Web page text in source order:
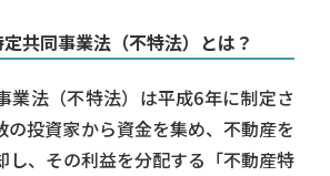
定共同事業法（不特法）とは？
業法（不特法）は平成6年に制定さ
の投資家から資金を集め、不動産を
し、その利益を分配する「不動産特